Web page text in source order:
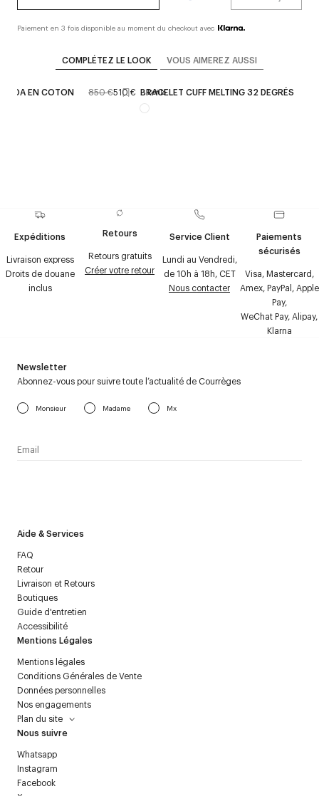
Paiement en 3 fois disponible au moment du checkout avec
COMPLÉTEZ LE LOOK VOUS AIMEREZ AUSSI
EN COTON 850 €510 € Défilé
BRACELET CUFF MELTING 32 DEGRÉS
Expéditions
Livraison express
Droits de douane
inclus
Retours
Retours gratuits
Créer votre retour
Service Client
Lundi au Vendredi,
de 10h à 18h, CET
Nous contacter
Paiements
sécurisés
Visa, Mastercard,
Amex, PayPal, Apple
Pay,
WeChat Pay, Alipay,
Klarna
Aide & Services
FAQ
Retour
Livraison et Retours
Boutiques
Guide d'entretien
Accessibilité
Mentions Légales
Mentions légales
Conditions Générales de Vente
Données personnelles
Nos engagements
Plan du site
Nous suivre
Whatsapp
Instagram
Facebook
Newsletter
Abonnez-vous pour suivre toute l’actualité de Courrèges
Monsieur Madame Mx